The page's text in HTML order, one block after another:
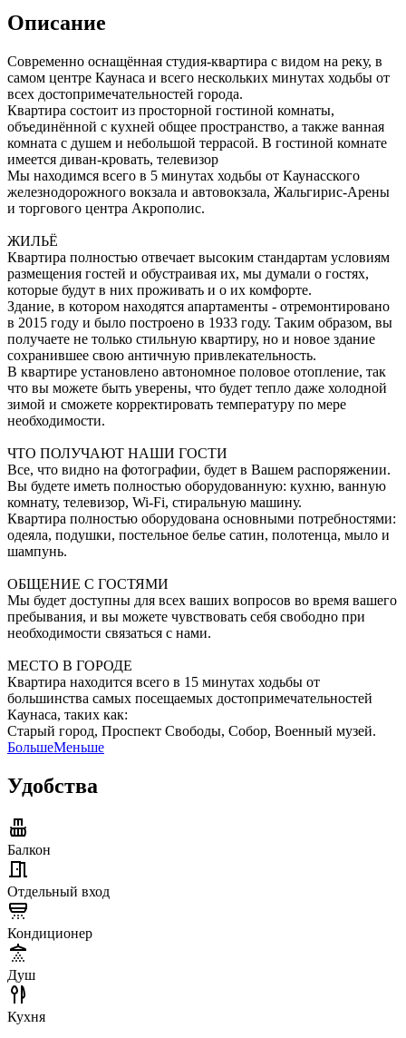
Описание
Современно оснащённая студия-квартира с видом на реку, в
самом центре Каунаса и всего нескольких минутах ходьбы от
всех достопримечательностей города.
Квартира состоит из просторной гостиной комнаты,
объединённой с кухней общее пространство, а также ванная
комната с душем и небольшой террасой. В гостиной комнате
имеется диван-кровать, телевизор
Мы находимся всего в 5 минутах ходьбы от Каунасского
железнодорожного вокзала и автовокзала, Жальгирис-Арены
и торгового центра Акрополис.
ЖИЛЬЁ
Квартира полностью отвечает высоким стандартам условиям
размещения гостей и обустраивая их, мы думали о гостях,
которые будут в них проживать и о их комфорте.
Здание, в котором находятся апартаменты - отремонтировано
в 2015 году и было построено в 1933 году. Таким образом, вы
получаете не только стильную квартиру, но и новое здание
сохранившее свою античную привлекательность.
В квартире установлено автономное половое отопление, так
что вы можете быть уверены, что будет тепло даже холодной
зимой и сможете корректировать температуру по мере
необходимости.
ЧТО ПОЛУЧАЮТ НАШИ ГОСТИ
Все, что видно на фотографии, будет в Вашем распоряжении.
Вы будете иметь полностью оборудованную: кухню, ванную
комнату, телевизор, Wi-Fi, стиральную машину.
Квартира полностью оборудована основными потребностями:
одеяла, подушки, постельное белье сатин, полотенца, мыло и
шампунь.
ОБЩЕНИЕ С ГОСТЯМИ
Мы будет доступны для всех ваших вопросов во время вашего
пребывания, и вы можете чувствовать себя свободно при
необходимости связаться с нами.
МЕСТО В ГОРОДЕ
Квартира находится всего в 15 минутах ходьбы от
большинства самых посещаемых достопримечательностей
Каунаса, таких как:
Старый город, Проспект Свободы, Собор, Военный музей.
БольшеМеньше
Удобства
Балкон
Отдельный вход
Кондиционер
Душ
Кухня